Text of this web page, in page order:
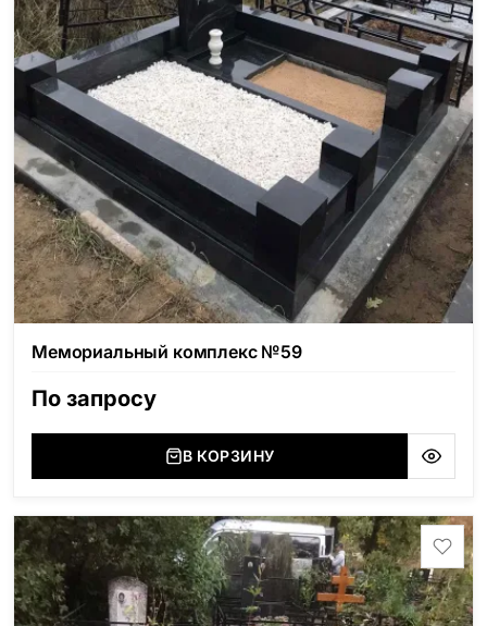
Мемориальный комплекс №59
По запросу
В КОРЗИНУ